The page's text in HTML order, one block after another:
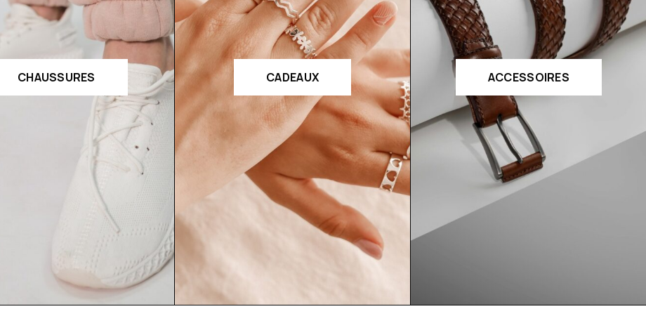
CHAUSSURES CADEAUX ACCESSOIRES